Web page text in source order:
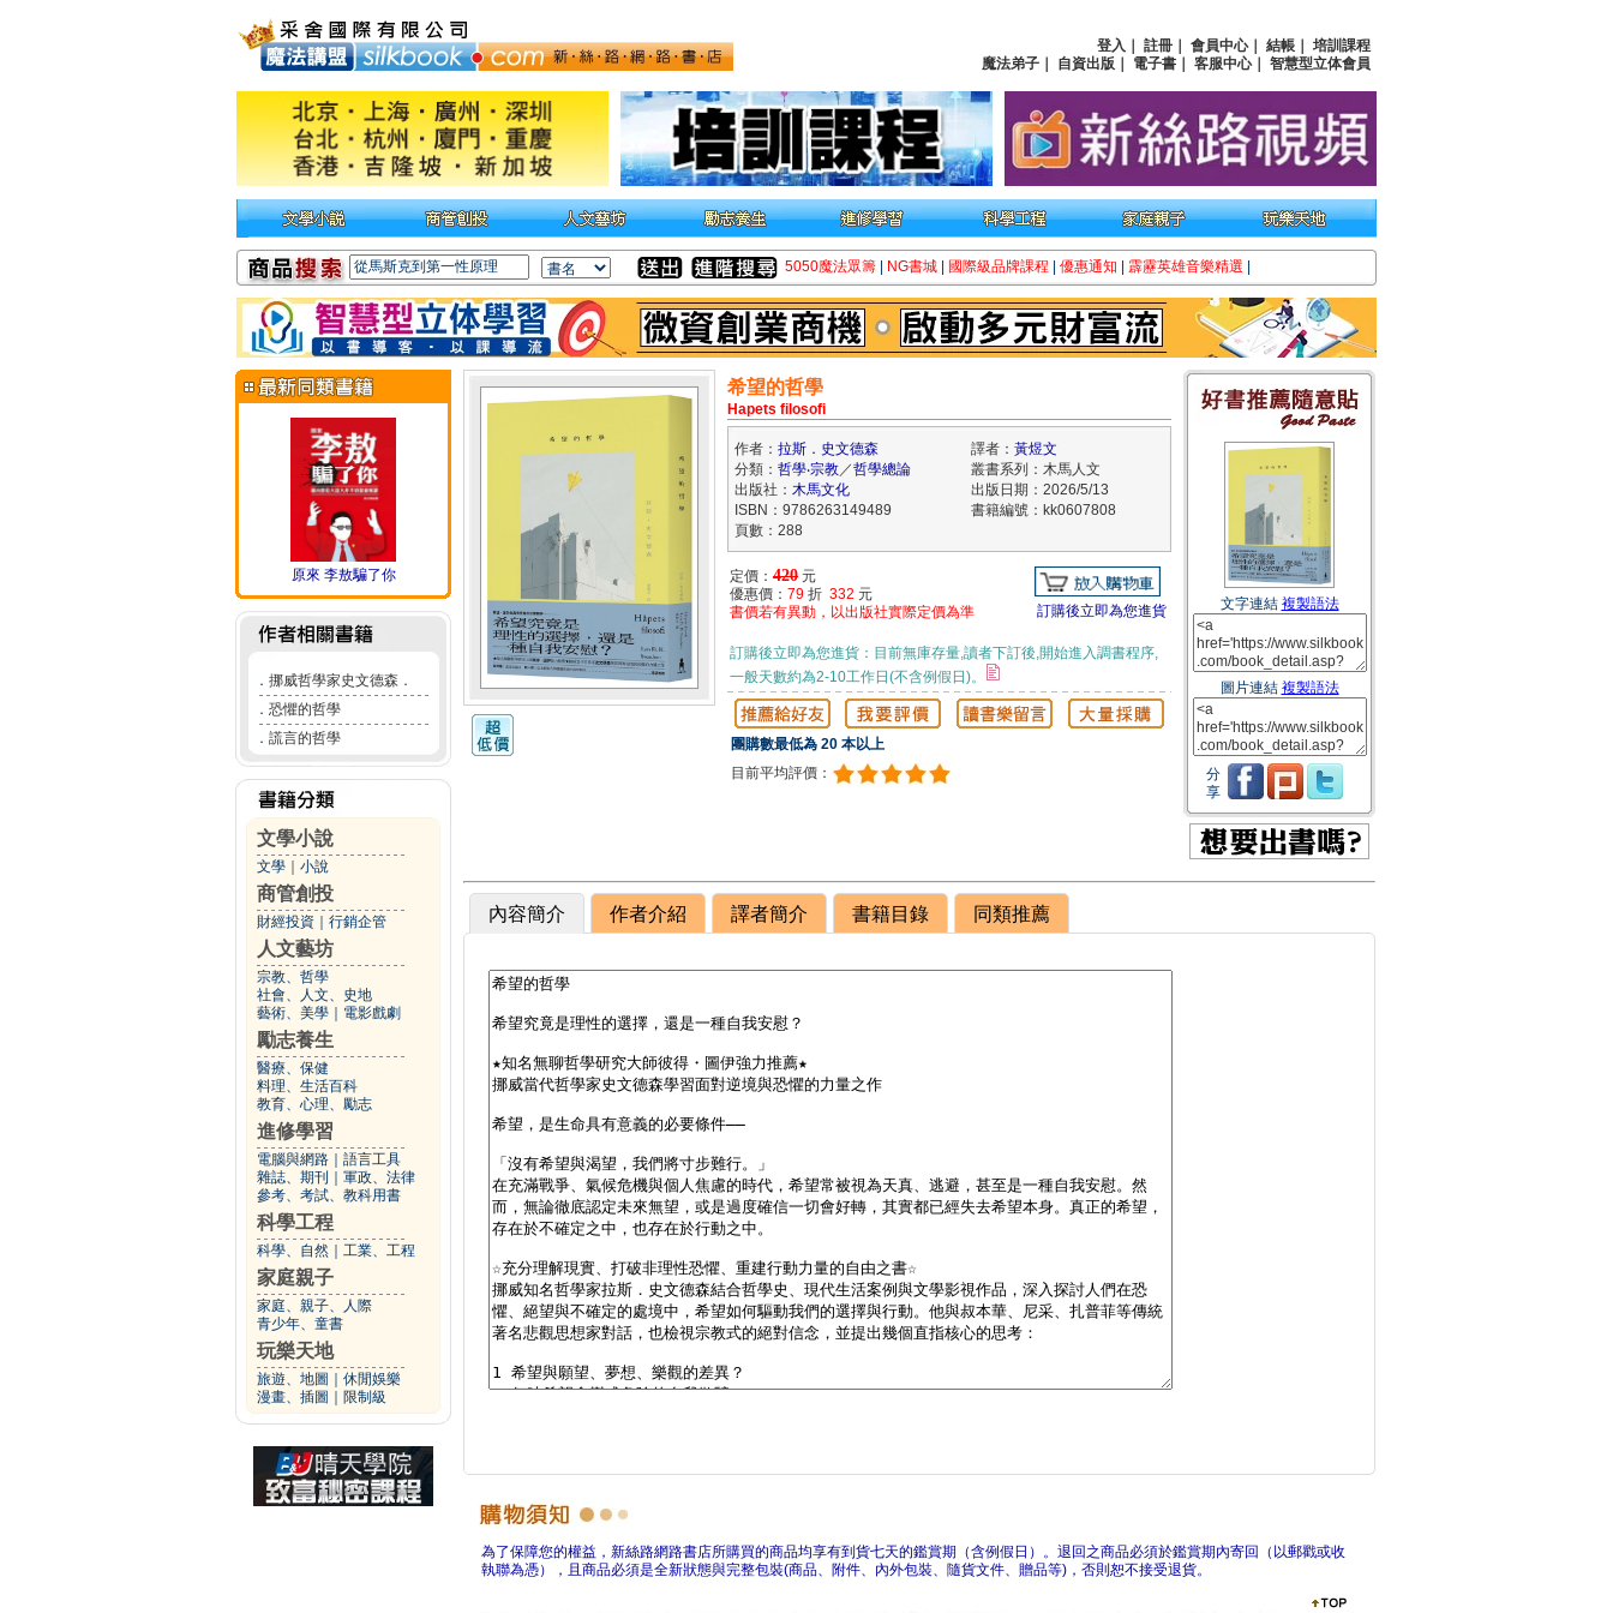
登入 註冊 會員中心｜ 結帳
培訓課程
魔法弟子
自資出版 電子書 客服中心｜ 智慧型立体會員
5050魔法眾籌 NG書城 國際級品牌課程 優惠通知 霹靂英雄音樂精選
原來 李敖騙了你
． 挪威哲學家史文德森．
． 恐懼的哲學
． 謊言的哲學
文學小說
文學 小說
商管創投
財經投資 行銷企管
人文藝坊
宗教、哲學
社會、人文、史地
藝術、美學
電影戲劇
勵志養生
醫療、保健
料理、生活百科
教育、心理、勵志
進修學習
電腦與網路
語言工具
雜誌、期刊
軍政、法律
參考、考試、教科用書
科學工程
科學、自然 工業、工程
家庭親子
家庭、親子、人際
青少年、童書
玩樂天地
旅遊、地圖
休閒娛樂
漫畫、插圖
限制級
希望的哲學
Hapets filosofi
作者： 拉斯．史文德森 譯者： 黃煜文
分類： 哲學‧宗教／哲學總論
叢書系列：木馬人文
出版社： 木馬文化
出版日期：2026/5/13
ISBN：9786263149489
書籍編號：kk0607808
頁數：288
定價： 420 元
優惠價： 79 折 332 元
書價若有異動，以出版社實際定價為準
訂購後立即為您進貨
訂購後立即為您進貨：目前無庫存量,讀者下訂後,開始進入調書程序,
一般天數約為2-10工作日(不含例假日)。
團購數最低為 20 本以上
目前平均評價：
文字連結 複製語法
圖片連結 複製語法
分
享
內容簡介 作者介紹 譯者簡介 書籍目錄 同類推薦
為了保障您的權益，新絲路網路書店所購買的商品均享有到貨七天的鑑賞期（含例假日）。退回之商品必須於鑑賞期內寄回（以郵戳或收
執聯為憑），且商品必須是全新狀態與完整包裝(商品、附件、內外包裝、隨貨文件、贈品等)，否則恕不接受退貨。